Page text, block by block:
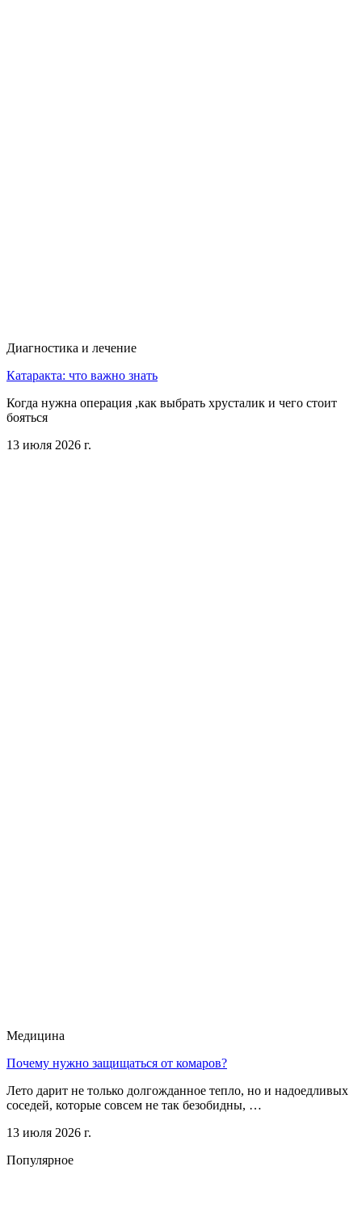
Диагностика и лечение
Катаракта: что важно знать
Когда нужна операция ,как выбрать хрусталик и чего стоит
бояться
13 июля 2026 г.
Медицина
Почему нужно защищаться от комаров?
Лето дарит не только долгожданное тепло, но и надоедливых
соседей, которые совсем не так безобидны, …
13 июля 2026 г.
Популярное